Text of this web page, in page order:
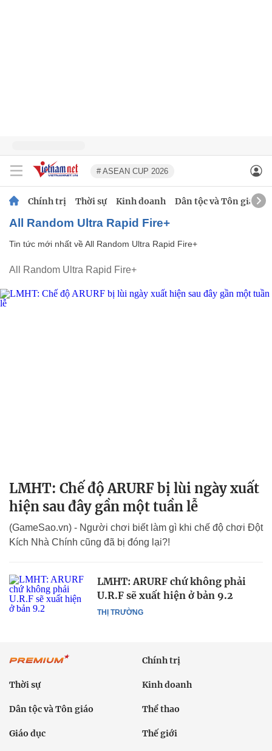
# ASEAN CUP 2026
Chính trị Thời sự Kinh doanh Dân tộc và Tôn giáo
All Random Ultra Rapid Fire+
Tin tức mới nhất vềAll Random Ultra Rapid Fire+
All Random Ultra Rapid Fire+
LMHT: Chế độ ARURF bị lùi ngày xuất
hiện sau đây gần một tuần lễ
(GameSao.vn) - Người chơi biết làm gì khi chế độ chơi Đột
Kích Nhà Chính cũng đã bị đóng lại?!
THỊ TRƯỜNG
LMHT: ARURF chứ không phải
U.R.F sẽ xuất hiện ở bản 9.2
Chính trị
Thời sự Kinh doanh
Dân tộc và Tôn giáo Thể thao
Giáo dục Thế giới